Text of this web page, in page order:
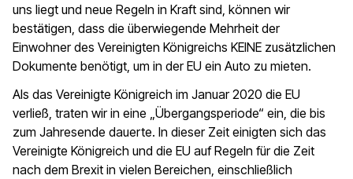
uns liegt und neue Regeln in Kraft sind, können wir
bestätigen, dass die überwiegende Mehrheit der
Einwohner des Vereinigten Königreichs KEINE zusätzlichen
Dokumente benötigt, um in der EU ein Auto zu mieten.
Als das Vereinigte Königreich im Januar 2020 die EU
verließ, traten wir in eine „Übergangsperiode“ ein, die bis
zum Jahresende dauerte. In dieser Zeit einigten sich das
Vereinigte Königreich und die EU auf Regeln für die Zeit
nach dem Brexit in vielen Bereichen, einschließlich